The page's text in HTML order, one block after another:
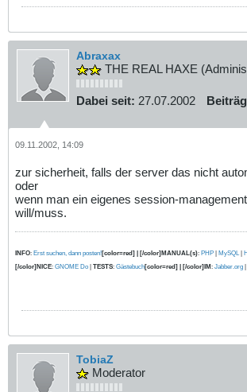
Abraxax
THE REAL HAXE
Dabei seit: 27.07.2002
09.11.2002, 14:09
zur sicherheit, falls der server das nicht
oder
wenn man ein eigenes session-
will/muss.
INFO: Erst suchen, dann posten![color=red] | [/color]MANUAL(s): PHP | MySQL |
[/color]NICE: GNOME Do | TESTS: Gästebuch[color=red] | [/color]IM: Jabber.org |
TobiaZ
Moderator